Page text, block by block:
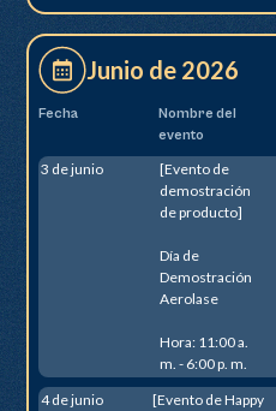
Junio de 2026
Fecha
Nombre del
evento
3 de junio
[Evento de
demostración
de producto]
Día de
Demostración
Aerolase
Hora: 11:00 a.
m. - 6:00 p. m.
4 de junio
[Evento de Happy